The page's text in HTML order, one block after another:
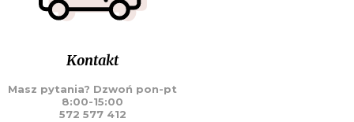
Kontakt
Masz pytania? Dzwoń pon-pt
8:00-15:00
572 577 412